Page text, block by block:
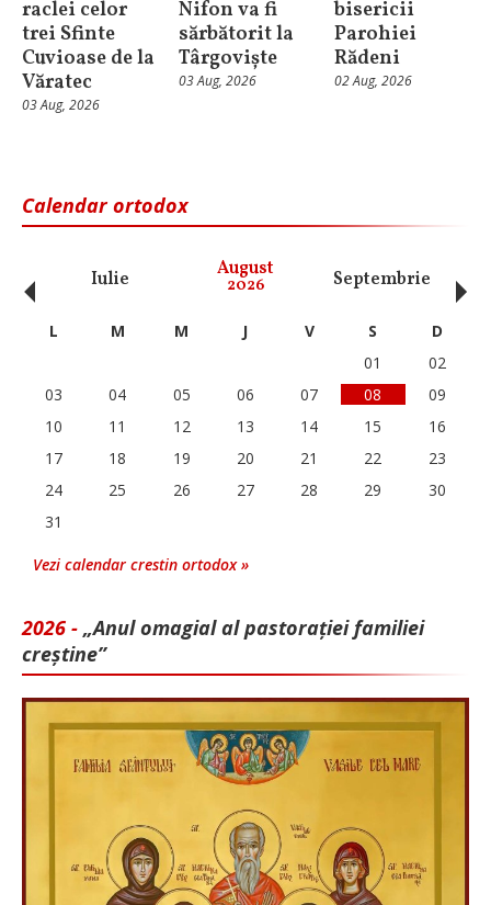
raclei celor
trei Sfinte
Cuvioase de la
Văratec
03 Aug, 2026
Nifon va fi
sărbătorit la
Târgoviște
03 Aug, 2026
bisericii
Parohiei
Rădeni
02 Aug, 2026
Calendar ortodox
Iulie August
2026 Septembrie
‹ L M M J V S
D
01
02
03
04 05 06 07 08
09
10
11 12 13 14 15
16
17
18 19 20 21 22
23
24
25 26 27 28 29
30
31
Vezi calendar crestin ortodox »
2026 - „Anul omagial al pastorației familiei
creștine”